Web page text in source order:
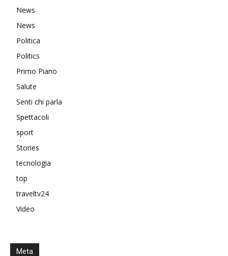
News
News
Politica
Politics
Primo Piano
Salute
Senti chi parla
Spettacoli
sport
Stories
tecnologia
top
traveltv24
Video
Meta